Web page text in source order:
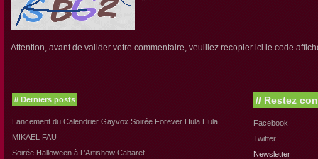
Attention, avant de valider votre commentaire, veuillez recopier ici le code
// Derniers posts
Lancement du Calendrier Gayvox Soirée Forever Hula Hula
MIKAËL FAU
Soirée Halloween à L’Artishow Cabaret
// Restez
Facebook
Twitter
Newsletter